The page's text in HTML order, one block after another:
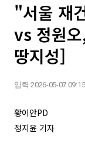
"서울 재
vs 정원
땅지성]
입력 2026-05-07 09:15
황이안PD
정지윤 기자